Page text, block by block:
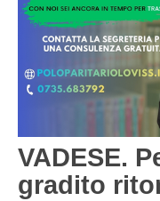
GIOVANILI
VADESE.
gradito